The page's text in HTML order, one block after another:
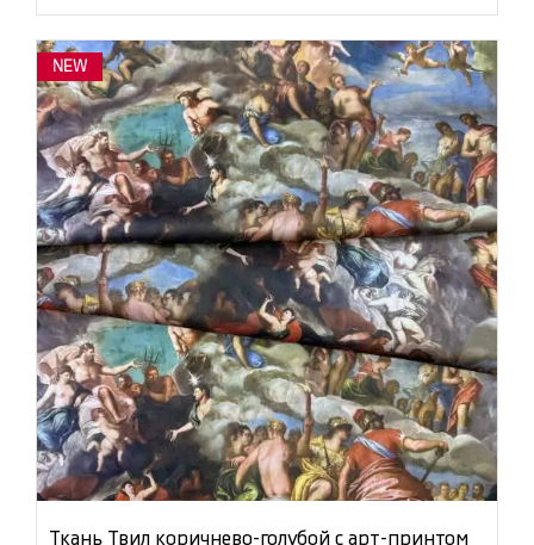
NEW
Ткань Твил коричнево-голубой с арт-принтом